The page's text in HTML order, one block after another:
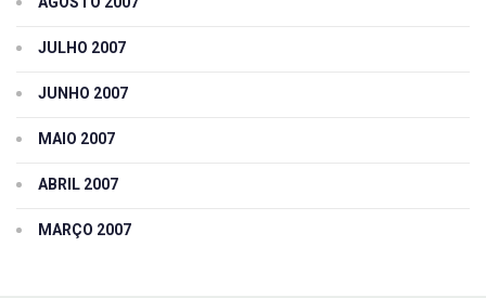
JULHO 2007
JUNHO 2007
MAIO 2007
ABRIL 2007
MARÇO 2007